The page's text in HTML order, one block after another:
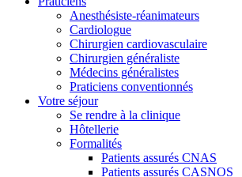
Anesthésiste-réanimateurs
Cardiologue
Chirurgien cardiovasculaire
Chirurgien généraliste
Médecins généralistes
Praticiens conventionnés
Votre séjour
Se rendre à la clinique
Hôtellerie
Formalités
Patients assurés CNAS
Patients assurés CASNOS